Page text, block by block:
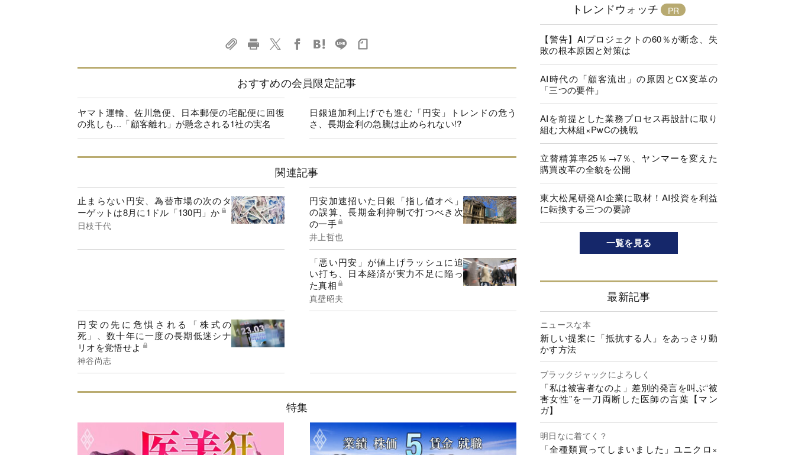
おすすめの会員限定記事
ヤマト運輸、佐川急便、日本郵便の宅配便に回復
の兆しも...「顧客離れ」が懸念される1社の実名
日銀追加利上げでも進む「円安」トレンドの危う
さ、長期金利の急騰は止められない!?
関連記事
止まらない円安、為替市場の次のタ
ーゲットは8月に1ドル「130円」か
日枝千代
円安加速招いた日銀「指し値オペ」
の誤算、長期金利抑制で打つべき次
の一手
井上哲也
「悪い円安」が値上げラッシュに追
い打ち、日本経済が実力不足に陥っ
た真相
真壁昭夫
円安の先に危惧される「株式の
死」、数十年に一度の長期低迷シナ
リオを覚悟せよ
神谷尚志
特集
トレンドウォッチ
【警告】AIプロジェクトの60％が断念、失
敗の根本原因と対策は
AI時代の「顧客流出」の原因とCX変革の
「三つの要件」
AIを前提とした業務プロセス再設計に取り
組む大林組×PwCの挑戦
立替精算率25％→7％、ヤンマーを変えた
購買改革の全貌を公開
東大松尾研発AI企業に取材！AI投資を利益
に転換する三つの要諦
一覧を見る
最新記事
ニュースな本
新しい提案に「抵抗する人」をあっさり動
かす方法
ブラックジャックによろしく
「私は被害者なのよ」差別的発言を叫ぶ“被
害女性”を一刀両断した医師の言葉【マン
ガ】
明日なに着てく？
「全種類買ってしまいました」ユニクロ×